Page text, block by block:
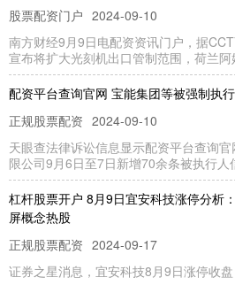
股票配资门户 2024-09-10
南方财经9月9日电配资资讯门户，据
宣布将扩大光刻机出口管制范围，荷兰
配资平台查询官网 宝能集团等被强制执
正规股票配资 2024-09-10
天眼查法律诉讼信息显示配资平台查询
限公司9月6日至7日新增70余条被执行人
杠杆股票开户 8月9日宜安科技涨停分析
屏概念热股
正规股票配资 2024-09-17
证券之星消息，宜安科技8月9日涨停收